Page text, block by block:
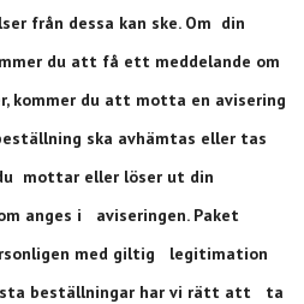
från dessa kan ske. Om din
du att få ett meddelande om
kommer du att motta en avisering
ska avhämtas eller tas
mottar eller löser ut din
anges i aviseringen. Paket
med giltig legitimation
beställningar har vi rätt att ta